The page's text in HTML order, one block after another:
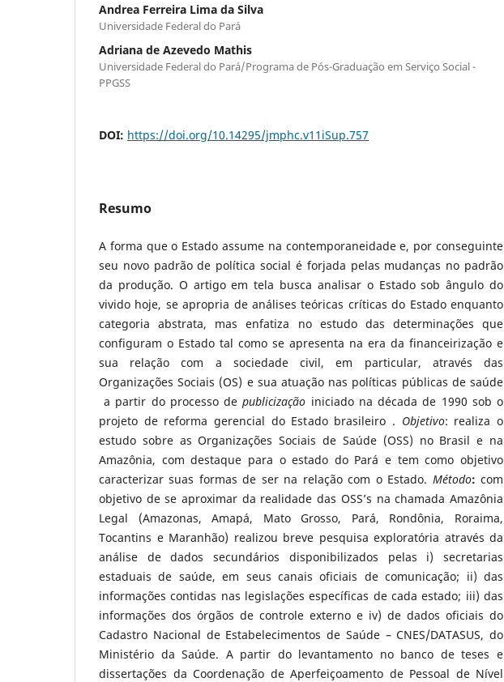
Andrea Ferreira Lima da Silva
Universidade Federal do Pará
Adriana de Azevedo Mathis
Universidade Federal do Pará/Programa de Pós-Graduação em Serviço Social -
PPGSS
DOI: https://doi.org/10.14295/jmphc.v11iSup.757
Resumo
A forma que o Estado assume na contemporaneidade e, por conseguinte
seu novo padrão de política social é forjada pelas mudanças no padrão
da produção. O artigo em tela busca analisar o Estado sob ângulo do
vivido hoje, se apropria de análises teóricas críticas do Estado enquanto
categoria abstrata, mas enfatiza no estudo das determinações que
configuram o Estado tal como se apresenta na era da financeirização e
sua relação com a sociedade civil, em particular, através das
Organizações Sociais (OS) e sua atuação nas políticas públicas de saúde
a partir do processo depublicização iniciado na década de 1990 sob o
projeto de reforma gerencial do Estado brasileiro . Objetivo: realiza o
estudo sobre as Organizações Sociais de Saúde (OSS) no Brasil e na
Amazônia, com destaque para o estado do Pará e tem como objetivo
caracterizar suas formas de ser na relação com o Estado. Método: com
objetivo de se aproximar da realidade das OSS’s na chamada Amazônia
Legal (Amazonas, Amapá, Mato Grosso, Pará, Rondônia, Roraima,
Tocantins e Maranhão) realizou breve pesquisa exploratória através da
análise de dados secundários disponibilizados pelas i) secretarias
estaduais de saúde, em seus canais oficiais de comunicação; ii) das
informações contidas nas legislações específicas de cada estado; iii) das
informações dos órgãos de controle externo e iv) de dados oficiais do
Cadastro Nacional de Estabelecimentos de Saúde – CNES/DATASUS, do
Ministério da Saúde. A partir do levantamento no banco de teses e
dissertações da Coordenação de Aperfeiçoamento de Pessoal de Nível